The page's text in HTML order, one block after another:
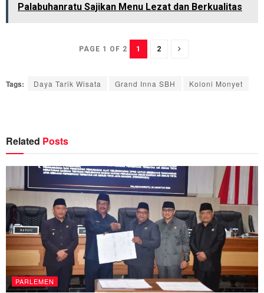
Palabuhanratu Sajikan Menu Lezat dan Berkualitas
PAGE 1 OF 2 1 2
Tags: Daya Tarik Wisata Grand Inna SBH Koloni Monyet
Related Posts
PARLEMEN